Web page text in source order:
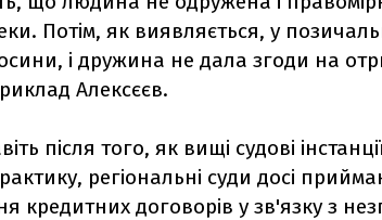
Потім, як виявляється, у
і дружина не дала згоди на
Алексєєв.
після того, як вищі судові
регіональні суди досі
кредитних договорів у зв'язку з